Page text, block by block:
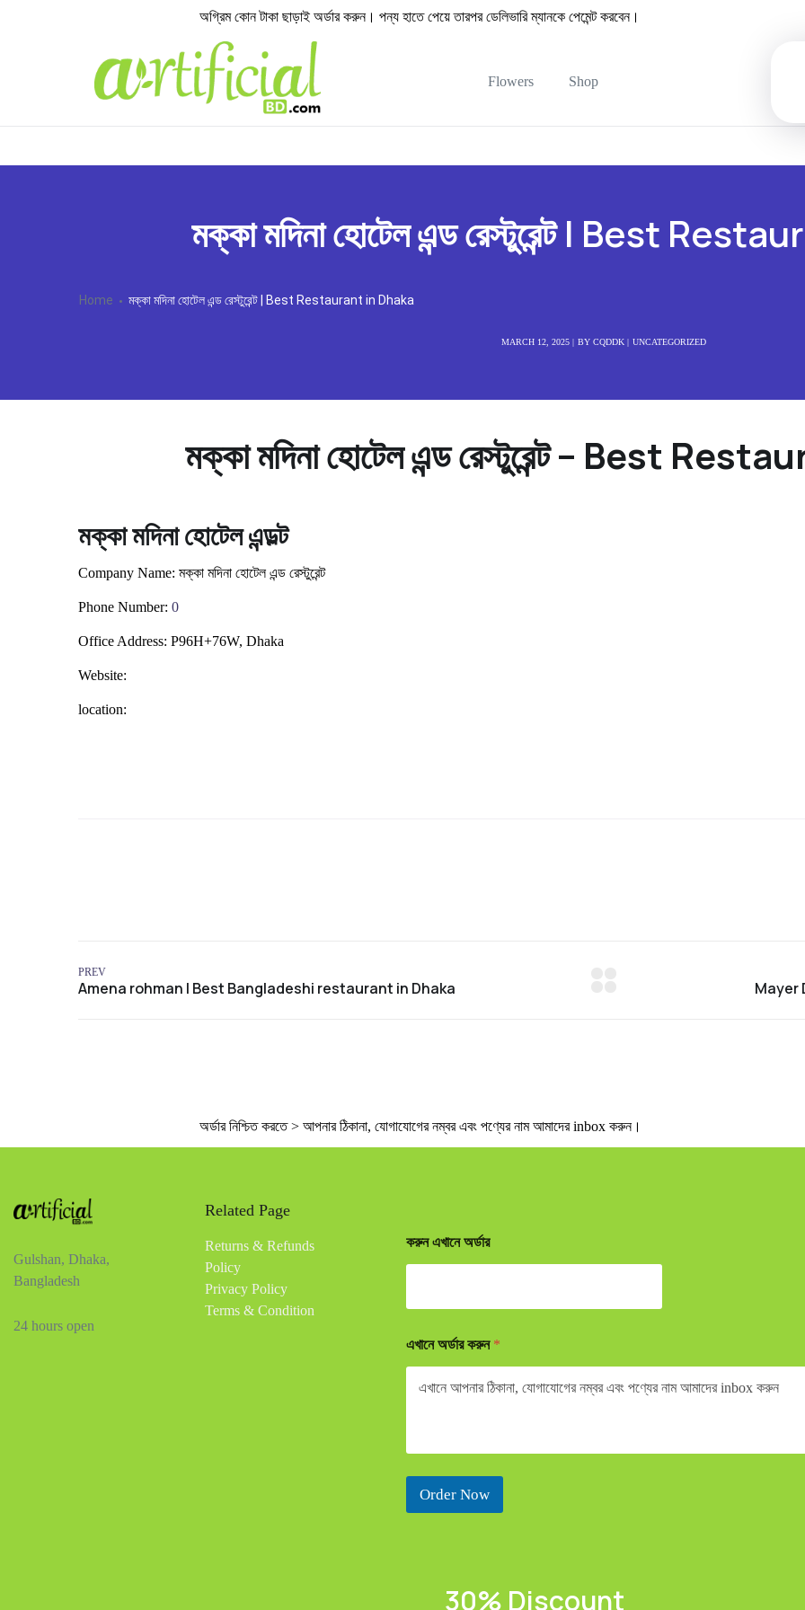
অগ্রিম কোন টাকা ছাড়াই অর্ডার করুন। পন্য হাতে পেয়ে তারপর ডেলিভারি ম্যানকে পেমেন্ট করবেন।
Flowers Shop
মক্কা মদিনা হোটেল এন্ড রেস্টুরেন্ট | Best
Home মক্কা মদিনা হোটেল এন্ড রেস্টুরেন্ট | Best Restaurant in Dhaka
MARCH 12, 2025 BY CQDDK UNCATEGORIZED
মক্কা মদিনা হোটেল এন্ড রেস্টুরেন্ট – Best
মক্কা মদিনা হোটেল এন্ডল্ট
Company Name: মক্কা মদিনা হোটেল এন্ড রেস্টুরেন্ট
Phone Number: 0
Office Address: P96H+76W, Dhaka
Website:
location:
PREV
অর্ডার নিশ্চিত করতে > আপনার ঠিকানা, যোগাযোগের নম্বর এবং পণ্যের নাম আমাদের inbox করুন।
Gulshan, Dhaka,
Bangladesh
24 hours open
Related Page
Returns & Refunds
Policy
Privacy Policy
Terms & Condition
করুন এখানে অর্ডার
এখানে অর্ডার করুন *
Order Now
30% Discount